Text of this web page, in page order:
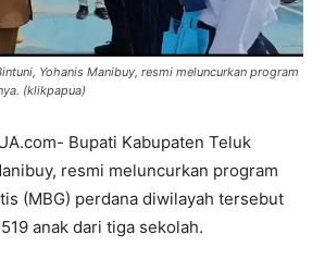
Yohanis Manibuy, resmi meluncurkan program
(klikpapua)
Bupati Kabupaten Teluk
resmi meluncurkan program
(MBG) perdana diwilayah tersebut
anak dari tiga sekolah.